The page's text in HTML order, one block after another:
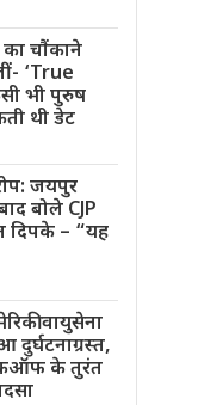
चौंकाने
‘True
भी पुरुष
थी डेट
जयपुर
बोले CJP
दिपके – “यह
वायुसेना
दुर्घटनाग्रस्त,
के तुरंत